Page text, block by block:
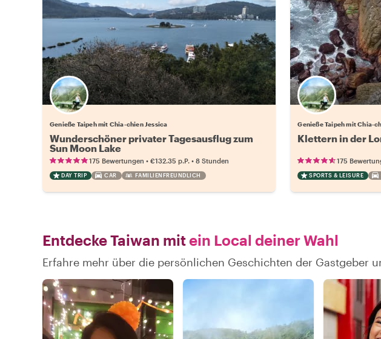
Genieße Taipeh mit Chia-chien Jessica
Wunderschöner privater Tagesausflug zum
Sun Moon Lake
175 Bewertungen • €132.35 p.P. • 8 Stunden
DAY TRIP CAR FAMILIENFREUNDLICH
Genieße Taipeh mit Chia-
Klettern in der
175
SPORTS & LEISURE
Entdecke Taiwan mitein Local deiner Wahl
Erfahre mehr über die persönlichen Geschichten der Gastgeber